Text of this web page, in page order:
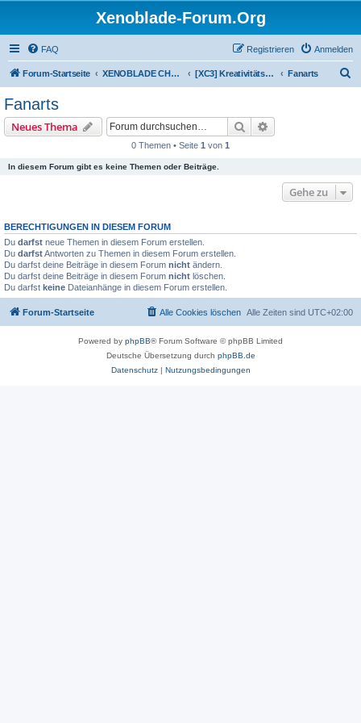
Xenoblade-Forum.Org
FAQ Anmelden
Registrieren
Forum-Startseite XENOBLADE CHRONICLES 3 [XC3] Kreativitätskabinett Fanarts
Fanarts
Neues Thema Suche
0 Themen • Seite 1 von 1
In diesem Forum gibt es keine Themen oder Beiträge.
Gehe zu
BERECHTIGUNGEN IN DIESEM FORUM
Du darfst neue Themen in diesem Forum erstellen.
Du darfstAntworten zu Themen in diesem Forum erstellen.
Du darfst deine Beiträge in diesem Forum nicht ändern.
Du darfst deine Beiträge in diesem Forum nicht löschen.
Du darfst keine Dateianhänge in diesem Forum erstellen.
Forum-Startseite Alle Zeiten sind UTC+02:00
Alle Cookies löschen
Powered by phpBB® Forum Software © phpBB Limited
Deutsche Übersetzung durch phpBB.de
Datenschutz| Nutzungsbedingungen